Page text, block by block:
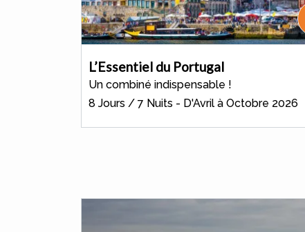
L’Essentiel du Portugal
Un combiné indispensable !
8 Jours / 7 Nuits - D'Avril à Octobre 2026